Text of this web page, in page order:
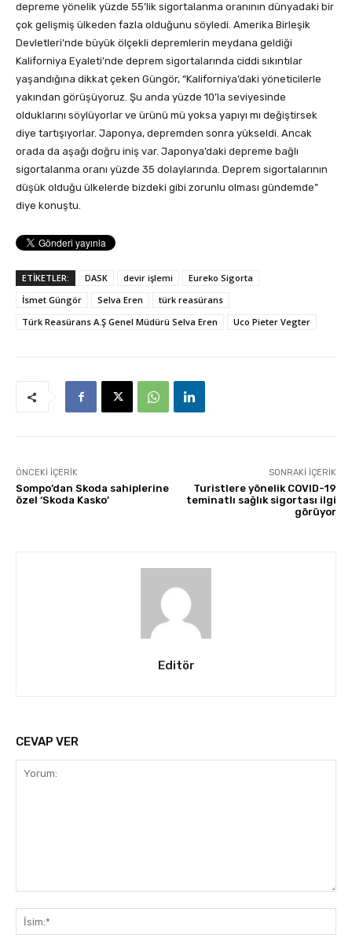
depreme yönelik yüzde 55’lik sigortalanma oranının dünyadaki bir
çok gelişmiş ülkeden fazla olduğunu söyledi. Amerika Birleşik
Devletleri’nde büyük ölçekli depremlerin meydana geldiği
Kaliforniya Eyaleti’nde deprem sigortalarında ciddi sıkıntılar
yaşandığına dikkat çeken Güngör, “Kaliforniya’daki yöneticilerle
yakından görüşüyoruz. Şu anda yüzde 10’la seviyesinde
olduklarını söylüyorlar ve ürünü mü yoksa yapıyı mı değiştirsek
diye tartışıyorlar. Japonya, depremden sonra yükseldi. Ancak
orada da aşağı doğru iniş var. Japonya’daki depreme bağlı
sigortalanma oranı yüzde 35 dolaylarında. Deprem sigortalarının
düşük olduğu ülkelerde bizdeki gibi zorunlu olması gündemde”
diye konuştu.
ETİKETLER: DASK devir işlemi
Eureko Sigorta
İsmet Güngör
Selva Eren
türk reasürans
Türk Reasürans A.Ş Genel Müdürü Selva Eren
Uco Pieter Vegter
ÖNCEKI İÇERIK
Sompo’dan Skoda sahiplerine
özel ‘Skoda Kasko’
SONRAKI İÇERIK
Turistlere yönelik COVID-19
teminatlı sağlık sigortası ilgi
görüyor
Editör
CEVAP VER